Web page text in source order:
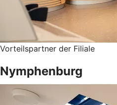
Vorteilspartner der Filiale
Nymphenburg